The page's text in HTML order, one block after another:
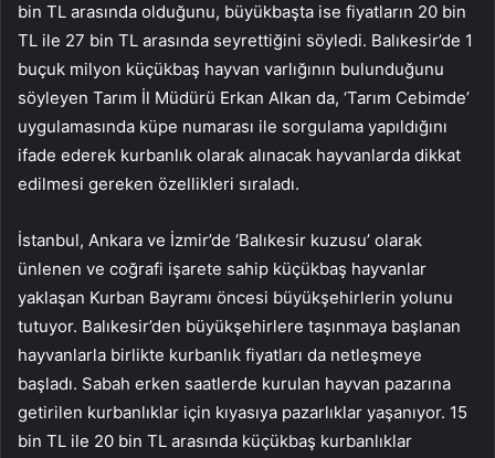
bin TL arasında olduğunu, büyükbaşta ise fiyatların 20 bin
TL ile 27 bin TL arasında seyrettiğini söyledi. Balıkesir’de 1
buçuk milyon küçükbaş hayvan varlığının bulunduğunu
söyleyen Tarım İl Müdürü Erkan Alkan da, ‘Tarım Cebimde’
uygulamasında küpe numarası ile sorgulama yapıldığını
ifade ederek kurbanlık olarak alınacak hayvanlarda dikkat
edilmesi gereken özellikleri sıraladı.
İstanbul, Ankara ve İzmir’de ‘Balıkesir kuzusu’ olarak
ünlenen ve coğrafi işarete sahip küçükbaş hayvanlar
yaklaşan Kurban Bayramı öncesi büyükşehirlerin yolunu
tutuyor. Balıkesir’den büyükşehirlere taşınmaya başlanan
hayvanlarla birlikte kurbanlık fiyatları da netleşmeye
başladı. Sabah erken saatlerde kurulan hayvan pazarına
getirilen kurbanlıklar için kıyasıya pazarlıklar yaşanıyor. 15
bin TL ile 20 bin TL arasında küçükbaş kurbanlıklar